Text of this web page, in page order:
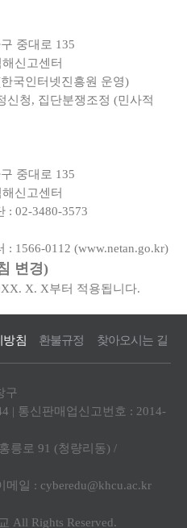
중대로 135
신고센터
국인터넷진흥원 운영)
신청, 집단분쟁조정 (민사적
중대로 135
신고센터
: 02-3480-3573
1566-0112 (www.netan.go.kr)
변경)
X. X부터 적용됩니다.
방침 환불규정 찾아오시는 길
구
| 통신판매업신고번호 : 2014-
릉로 91 (청량리동) /
메일 : cyberedu@khcu.ac.kr
All Rights Reserved.